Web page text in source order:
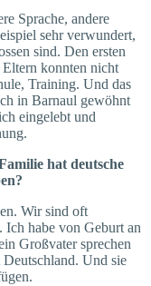
Sprache, andere
sehr verwundert,
sind. Den ersten
konnten nicht
Training. Und das
in Barnaul gewöhnt
eingelebt und
hat deutsche
Wir sind oft
habe von Geburt an
Großvater sprechen
Und sie